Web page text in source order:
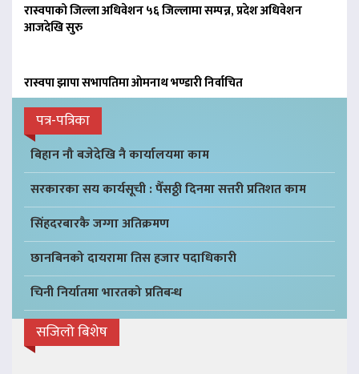
रास्वपाको जिल्ला अधिवेशन ५६ जिल्लामा सम्पन्न, प्रदेश अधिवेशन
आजदेखि सुरु
रास्वपा झापा सभापतिमा ओमनाथ भण्डारी निर्वाचित
पत्र-पत्रिका
बिहान नौ बजेदेखि नै कार्यालयमा काम
सरकारका सय कार्यसूची : पैँसठ्ठी दिनमा सत्तरी प्रतिशत काम
सिंहदरबारकै जग्गा अतिक्रमण
छानबिनको दायरामा तिस हजार पदाधिकारी
चिनी निर्यातमा भारतको प्रतिबन्ध
सजिलो बिशेष